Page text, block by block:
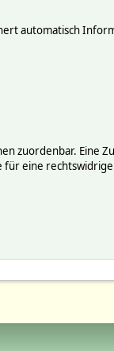
automatisch
zuordenbar. Eine
eine